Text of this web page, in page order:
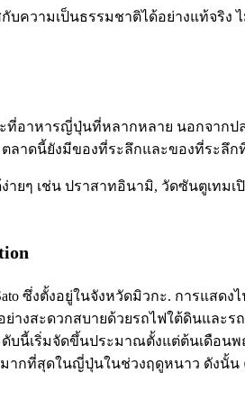
วามเป็นธรรมชาติได้อย่างแท้จริง
อาหารญี่ปุ่นที่หลากหลาย นอกจากป
าดนี้ยังมีของที่ระลึกและของที่ระลึก
ๆ เช่น ปราสาทอินามิ, วัดซันตูเทมเ
ซึ่งตั้งอยู่ในจังหวัดมิวกะ. การแส
างสะดวกสบายด้วยรถไฟใต้ดินแล
นี้เริ่มจัดขึ้นประมาณตั้งแต่ต้นเดือน
ที่สุดในญี่ปุ่นในช่วงฤดูหนาว ดังนั้น คุ